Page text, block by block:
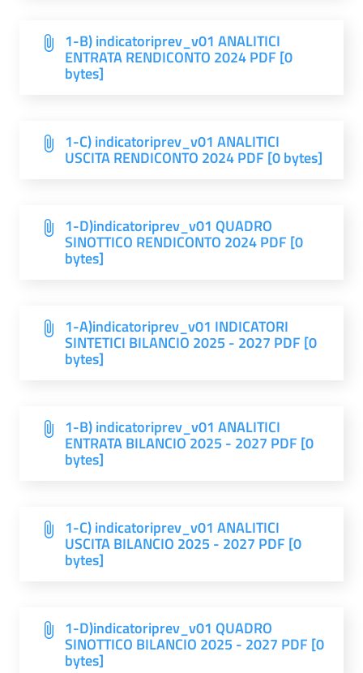
1-B) indicatoriprev_v01 ANALITICI
ENTRATA RENDICONTO 2024 PDF [0
bytes]
1-C) indicatoriprev_v01 ANALITICI
USCITA RENDICONTO 2024 PDF [0 bytes]
1-D)indicatoriprev_v01 QUADRO
SINOTTICO RENDICONTO 2024 PDF [0
bytes]
1-A)indicatoriprev_v01 INDICATORI
SINTETICI BILANCIO 2025 - 2027 PDF [0
bytes]
1-B) indicatoriprev_v01 ANALITICI
ENTRATA BILANCIO 2025 - 2027 PDF [0
bytes]
1-C) indicatoriprev_v01 ANALITICI
USCITA BILANCIO 2025 - 2027 PDF [0
bytes]
1-D)indicatoriprev_v01 QUADRO
SINOTTICO BILANCIO 2025 - 2027 PDF [0
bytes]